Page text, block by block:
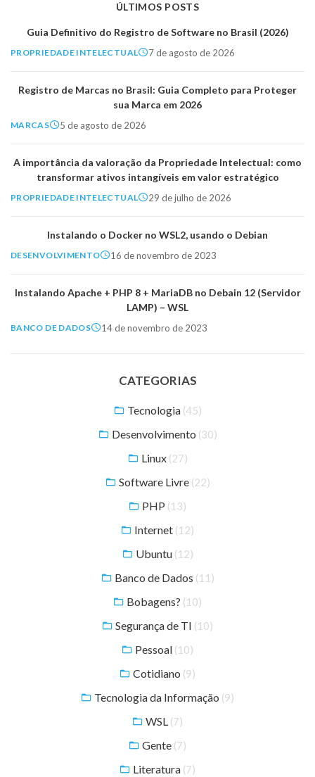
ÚLTIMOS POSTS
Guia Definitivo do Registro de Software no Brasil (2026)
PROPRIEDADE INTELECTUAL 7 de agosto de 2026
Registro de Marcas no Brasil: Guia Completo para Proteger
sua Marca em 2026
MARCAS 5 de agosto de 2026
A importância da valoração da Propriedade Intelectual: como
transformar ativos intangíveis em valor estratégico
PROPRIEDADE INTELECTUAL 29 de julho de 2026
Instalando o Docker no WSL2, usando o Debian
DESENVOLVIMENTO 16 de novembro de 2023
Instalando Apache + PHP 8 + MariaDB no Debain 12 (Servidor
LAMP) – WSL
BANCO DE DADOS 14 de novembro de 2023
CATEGORIAS
Tecnologia (45)
Desenvolvimento (30)
Linux (27)
Software Livre (22)
PHP (13)
Internet (12)
Ubuntu (12)
Banco de Dados (11)
Bobagens? (10)
Segurança de TI (10)
Pessoal (10)
Cotidiano (9)
Tecnologia da Informação (9)
WSL (7)
Gente (7)
Literatura (7)